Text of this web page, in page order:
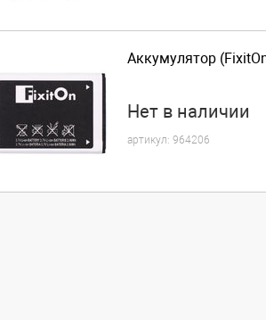
Аккумулятор
Нет в наличии
артикул: 964206